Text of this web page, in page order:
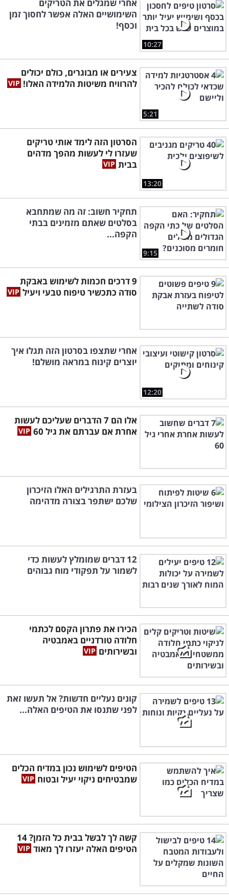
10:27
אחרי שמגלים את הטריקים
השימושיים האלה אפשר לחסוך זמן
וכסף!
5:21
צעירים או מבוגרים, כולם יכולים
להרוויח משיטות הלמידה האלו!
13:20
הסרטון הזה לימד אותי טריקים
שעזרו לי לעשות מהפך מדהים
בבית
9:15
תחקיר חשוב: זה מה שמתחבא
בסלטים שאתם מזמינים בבתי
הקפה...
9 דרכים חכמות לשימוש באבקת
סודה כתכשיר טיפוח טבעי ויעיל
12:20
אחרי שתצפו בסרטון הזה תגלו איך
יוצרים קינוח במראה מושלם!
אלו הם 7 הדברים שעליכם לעשות
אחרת אם עברתם את גיל 60
בעזרת התרגילים האלו הזיכרון
שלכם ישתפר בצורה מדהימה
12 דברים שמומלץ לעשות כדי
לשמור על תפקודי מוח גבוהים
הכירו את פתרון הקסם לכתמי
חלודה טורדניים באמבטיה
ובשירותים
קונים נעליים חדשות? אל תעשו זאת
לפני שתנסו את הטיפים האלה...
הטיפים לשימוש נכון במדיח הכלים
שמבטיחים ניקוי יעיל ובטוח
קשה לך לבשל בבית כל הזמן? 14
הטיפים האלה יעזרו לך מאוד